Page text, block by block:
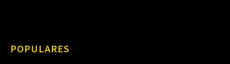
POPULARES